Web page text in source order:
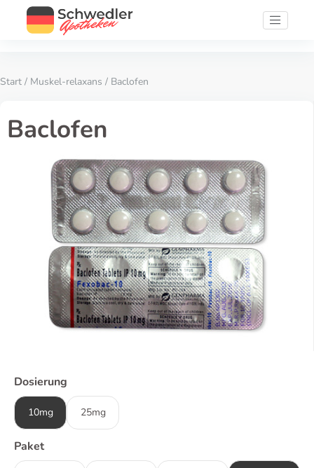
Start / Muskel-relaxans / Baclofen
Baclofen
Dosierung
10mg 25mg
Paket